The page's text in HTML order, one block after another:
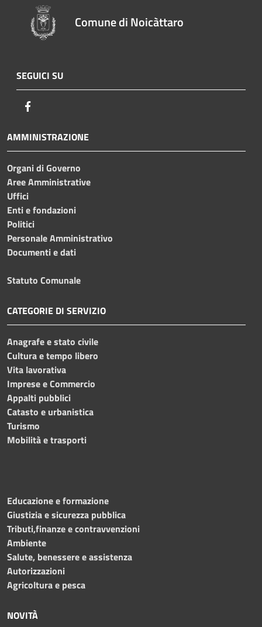
Comune di Noicàttaro
SEGUICI SU
AMMINISTRAZIONE
Organi di Governo
Aree Amministrative
Uffici
Enti e fondazioni
Politici
Personale Amministrativo
Documenti e dati
Statuto Comunale
CATEGORIE DI SERVIZIO
Anagrafe e stato civile
Cultura e tempo libero
Vita lavorativa
Imprese e Commercio
Appalti pubblici
Catasto e urbanistica
Turismo
Mobilità e trasporti
Educazione e formazione
Giustizia e sicurezza pubblica
Tributi,finanze e contravvenzioni
Ambiente
Salute, benessere e assistenza
Autorizzazioni
Agricoltura e pesca
NOVITÀ